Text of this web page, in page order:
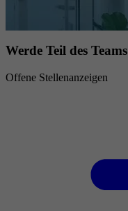
Werde Teil des Teams
Offene Stellenanzeigen